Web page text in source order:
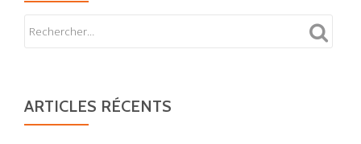
ARTICLES RÉCENTS